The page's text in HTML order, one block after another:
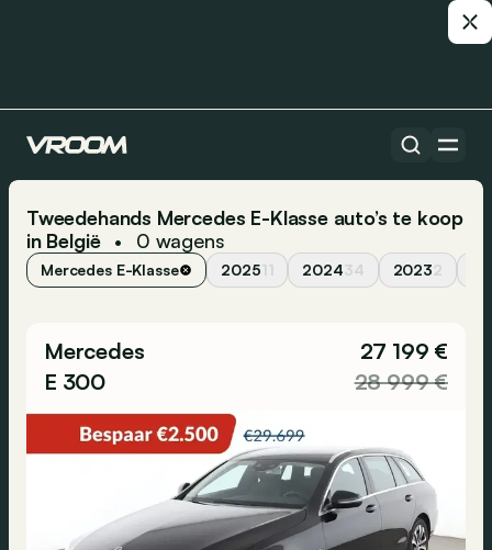
Tweedehands Mercedes E-Klasse auto’s te koop
in België
• 0 wagens
Mercedes E-Klasse 202511 202434 20232
Mercedes
E 300
27 199 €
28 999 €